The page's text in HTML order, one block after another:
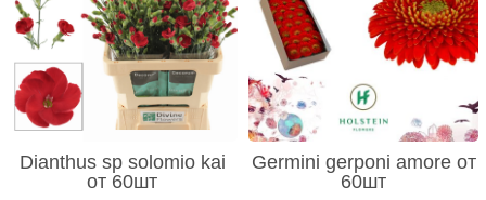
Dianthus sp solomio kai
от 60шт
Germini gerponi amore от
60шт